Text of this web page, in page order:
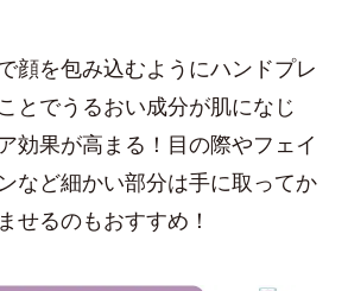
顔を包み込むようにハンドプレ
とでうるおい成分が肌になじ
効果が高まる！目の際やフェイ
など細かい部分は手に取ってか
せるのもおすすめ！